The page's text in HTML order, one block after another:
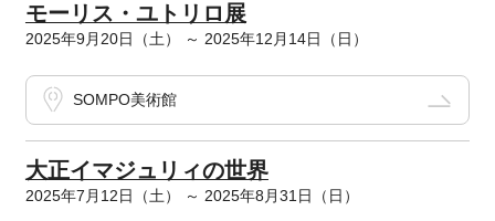
モーリス・ユトリロ展
2025年9月20日（土） ～ 2025年12月14日（日）
SOMPO美術館
大正イマジュリィの世界
2025年7月12日（土） ～ 2025年8月31日（日）